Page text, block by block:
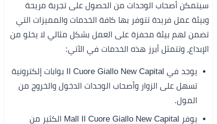
سيتمكن أصحاب الوحدات من الحصول على تجربة مريحة
وبيئة عمل فريدة تتوفر بها كافة الخدمات والمميزات التي
تضمن لهم بيئة محفزة على العمل بشكل مثالي لا يخلو من
الإبداع، وتتمثل أبرز هذه الخدمات في الآتي:
يوجد في Il Cuore Giallo New Capital بوابات إلكترونية
تسهل على الزوار وأصحاب الوحدات الدخول والخروج من
المول.
يوفر Mall Il Cuore Giallo New Capital الكثير من